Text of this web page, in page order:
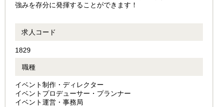
強みを存分に発揮することができます！
求人コード
1829
職種
イベント制作・ディレクター
イベントプロデューサー・プランナー
イベント運営・事務局